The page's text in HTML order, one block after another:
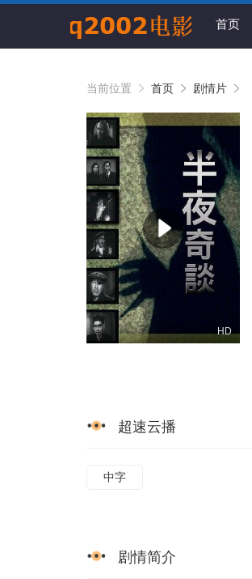
首页
当前位置 首页 剧情片
HD
超速云播
中字
剧情简介